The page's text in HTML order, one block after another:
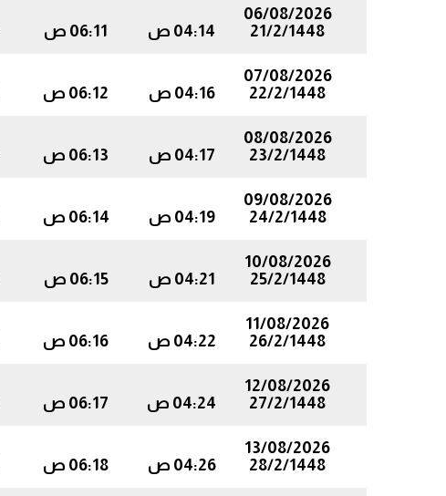
06/08/2026
21/2/1448
04:14 ص 06:11 ص
07/08/2026
22/2/1448
04:16 ص 06:12 ص
08/08/2026
23/2/1448
04:17 ص 06:13 ص
09/08/2026
24/2/1448
04:19 ص 06:14 ص
10/08/2026
25/2/1448
04:21 ص 06:15 ص
11/08/2026
26/2/1448
04:22 ص 06:16 ص
12/08/2026
27/2/1448
04:24 ص 06:17 ص
13/08/2026
28/2/1448
04:26 ص 06:18 ص